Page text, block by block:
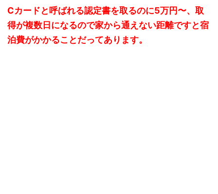
Cカードと呼ばれる認定書を取るのに5万円〜、取
得が複数日になるので家から通えない距離ですと宿
泊費がかかることだってあります。